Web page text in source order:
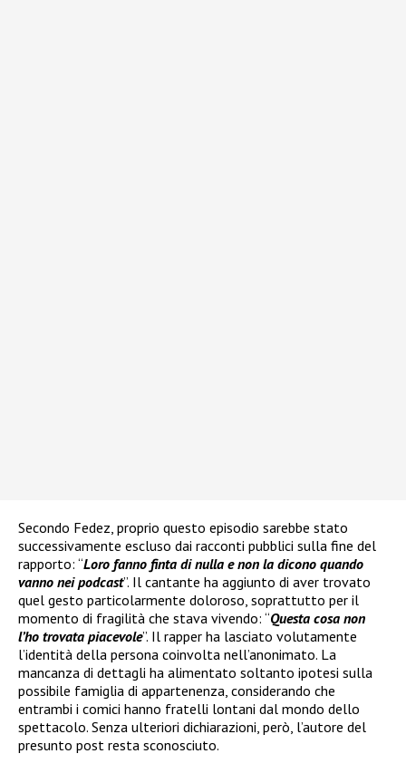
Secondo Fedez, proprio questo episodio sarebbe stato
successivamente escluso dai racconti pubblici sulla fine del
rapporto: “Loro fanno finta di nulla e non la dicono quando
vanno nei podcast”. Il cantante ha aggiunto di aver trovato
quel gesto particolarmente doloroso, soprattutto per il
momento di fragilità che stava vivendo: “Questa cosa non
l’ho trovata piacevole”. Il rapper ha lasciato volutamente
l’identità della persona coinvolta nell’anonimato. La
mancanza di dettagli ha alimentato soltanto ipotesi sulla
possibile famiglia di appartenenza, considerando che
entrambi i comici hanno fratelli lontani dal mondo dello
spettacolo. Senza ulteriori dichiarazioni, però, l’autore del
presunto post resta sconosciuto.